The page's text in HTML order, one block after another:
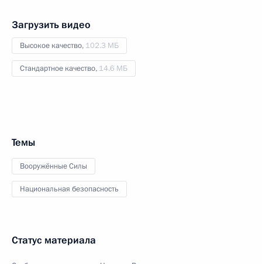
Загрузить видео
Высокое качество, 102.3 МБ
Стандартное качество, 14.6 МБ
Темы
Вооружённые Силы
Национальная безопасность
Статус материала